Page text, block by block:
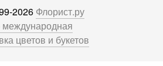
2026 Флорист.ру
цветов и букетов